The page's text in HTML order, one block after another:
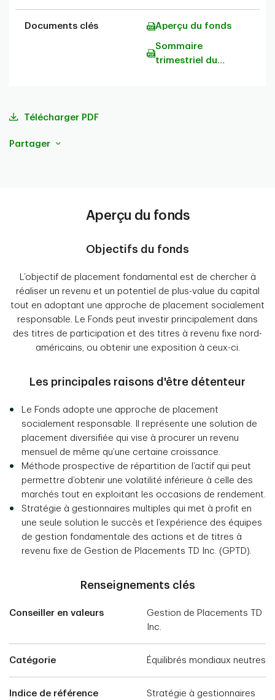
Documents clés Aperçu du fonds
Sommaire
trimestriel du
Télécharger PDF
Partager
Aperçu du fonds
Objectifs du fonds
L’objectif de placement fondamental est de chercher à
réaliser un revenu et un potentiel de plus-value du capital
tout en adoptant une approche de placement socialement
responsable. Le Fonds peut investir principalement dans
des titres de participation et des titres à revenu fixe nord-
américains, ou obtenir une exposition à ceux-ci.
Les principales raisons d'être détenteur
Le Fonds adopte une approche de placement
socialement responsable. Il représente une solution de
placement diversifiée qui vise à procurer un revenu
mensuel de même qu’une certaine croissance.
Méthode prospective de répartition de l’actif qui peut
permettre d’obtenir une volatilité inférieure à celle des
marchés tout en exploitant les occasions de rendement.
Stratégie à gestionnaires multiples qui met à profit en
une seule solution le succès et l’expérience des équipes
de gestion fondamentale des actions et de titres à
revenu fixe de Gestion de Placements TD Inc. (GPTD).
Renseignements clés
Conseiller en valeurs
Gestion de Placements TD
Inc.
Catégorie Équilibrés mondiaux neutres
Indice de référence
Stratégie à gestionnaires